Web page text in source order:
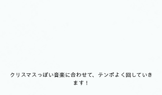
クリスマスっぽい音楽に合わせて、テンポよく回していき
ます！